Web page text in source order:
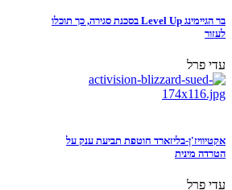
בר הגיימינג Level Up בסכנת סגירה, כך תוכלו
לעזור
עדי פרל
אקטיוויז'ן-בליזארד חוטפת תביעת ענק על
הטרדה מינית
עדי פרל